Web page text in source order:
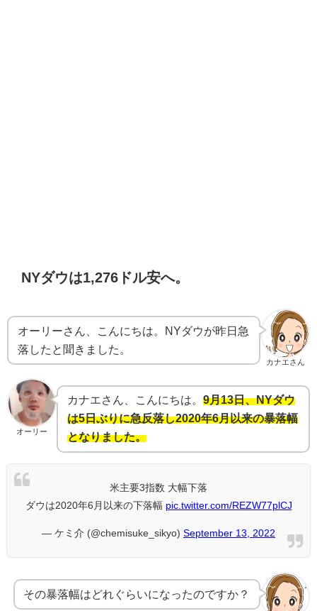
NYダウは1,276ドル安へ。
カナエさん
オーリーさん、こんにちは。NYダウが昨日急
落したと聞きました。
オーリー
カナエさん、こんにちは。 9月13日、NYダウ
は5日ぶりに急反落し2020年6月以来の暴落幅
となりました。
米主要3指数 大幅下落
ダウは2020年6月以来の下落幅 pic.twitter.com/REZW77plCJ
— ケミ介 (@chemisuke_sikyo) September 13, 2022
その暴落幅はどれぐらいになったのですか？